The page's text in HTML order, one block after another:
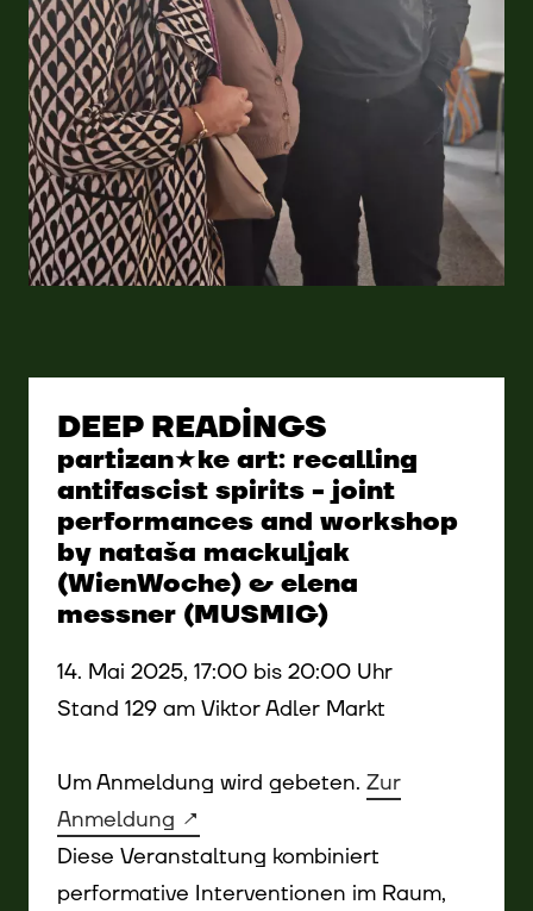
DEEP READINGS
partizan★ke art: recalling
antifascist spirits - joint
performances and workshop
by nataša mackuljak
(WienWoche) & elena
messner (MUSMIG)
14. Mai 2025, 17:00 bis 20:00 Uhr
Stand 129 am Viktor Adler Markt
Um Anmeldung wird gebeten. Zur
Anmeldung
Diese Veranstaltung kombiniert
performative Interventionen im Raum,